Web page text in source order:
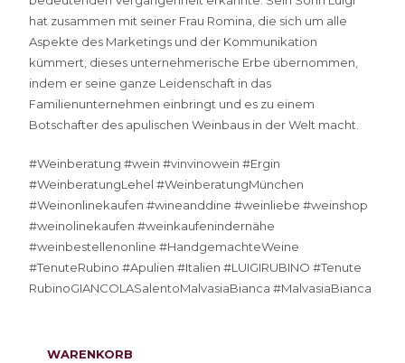
hat zusammen mit seiner Frau Romina, die sich um alle
Aspekte des Marketings und der Kommunikation
kümmert, dieses unternehmerische Erbe übernommen,
indem er seine ganze Leidenschaft in das
Familienunternehmen einbringt und es zu einem
Botschafter des apulischen Weinbaus in der Welt macht.
#Weinberatung #wein #vinvinowein #Ergin
#WeinberatungLehel #WeinberatungMünchen
#Weinonlinekaufen #wineanddine #weinliebe #weinshop
#weinolinekaufen #weinkaufenindernähe
#weinbestellenonline #HandgemachteWeine
#TenuteRubino #Apulien #Italien #LUIGIRUBINO #Tenute
RubinoGIANCOLASalentoMalvasiaBianca #MalvasiaBianca
WARENKORB